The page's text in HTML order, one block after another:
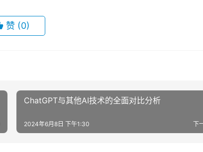
赞 (0)
ChatGPT与其他AI技术的全面对比分析
下
2024年6月8日 下午1:30